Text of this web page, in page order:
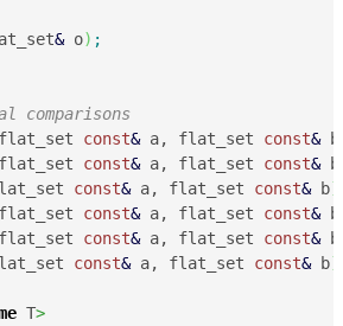
& o) ;
comparisons
flat_set const& a, flat_set const& b
flat_set const& a, flat_set const& b
const& a, flat_set const& b)
flat_set const& a, flat_set const& b
flat_set const& a, flat_set const& b
const& a, flat_set const& b)
T>